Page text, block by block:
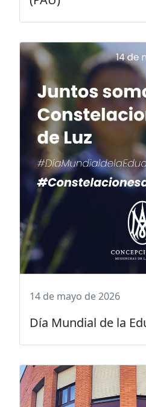
14 de mayo de 2026
Día Mundial de la